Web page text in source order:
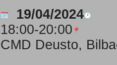
19/04/2024
18:00-20:00
CMD Deusto,